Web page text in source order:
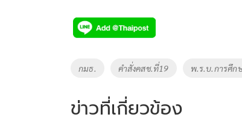
Tags
กมธ. คำสั่งคสช.ที่19 พ.ร.บ.การศึก
ข่าวที่เกี่ยวข้อง